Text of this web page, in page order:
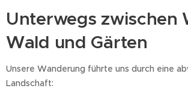
Unterwegs zwischen
Wald und Gärten
Unsere Wanderung führte uns durch eine
Landschaft: